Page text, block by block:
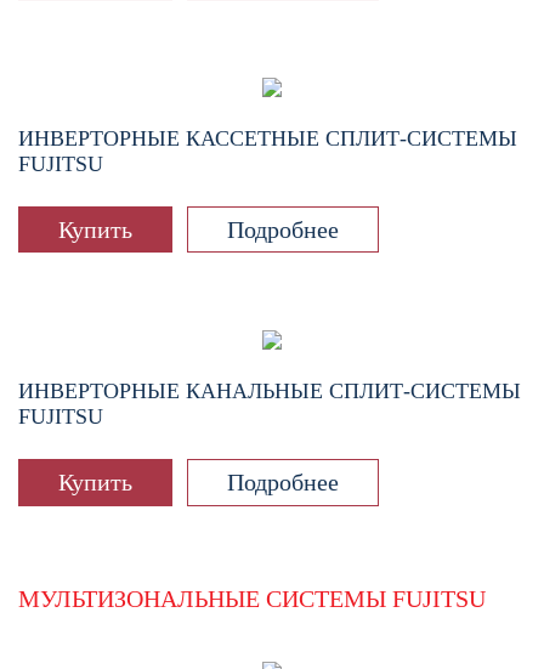
ИНВЕРТОРНЫЕ КАССЕТНЫЕ СПЛИТ-СИСТЕМЫ
FUJITSU
Купить Подробнее
ИНВЕРТОРНЫЕ КАНАЛЬНЫЕ СПЛИТ-СИСТЕМЫ
FUJITSU
Купить Подробнее
МУЛЬТИЗОНАЛЬНЫЕ СИСТЕМЫ FUJITSU